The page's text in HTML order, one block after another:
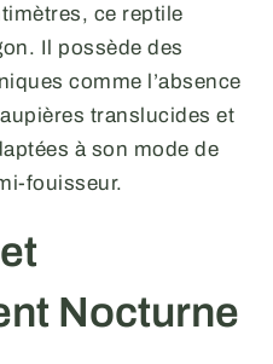
ce reptile
Il possède des
comme l’absence
translucides et
à son mode de
fouisseur.
Nocturne